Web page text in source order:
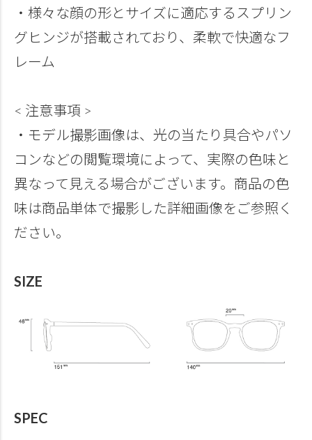
・様々な顔の形とサイズに適応するスプリン
グヒンジが搭載されており、柔軟で快適なフ
レーム
< 注意事項 >
・モデル撮影画像は、光の当たり具合やパソ
コンなどの閲覧環境によって、実際の色味と
異なって見える場合がございます。商品の色
味は商品単体で撮影した詳細画像をご参照く
ださい。
SIZE
SPEC